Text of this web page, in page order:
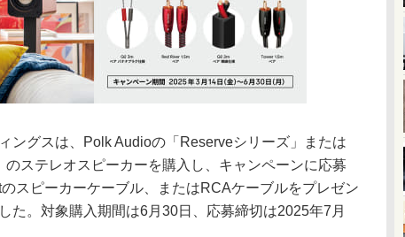
ングスは、Polk Audioの「Reserveシリーズ」または
のステレオスピーカーを購入し、キャンペーンに応募
スピーカーケーブル、またはRCAケーブルをプレゼン
た。対象購入期間は6月30日、応募締切は2025年7月